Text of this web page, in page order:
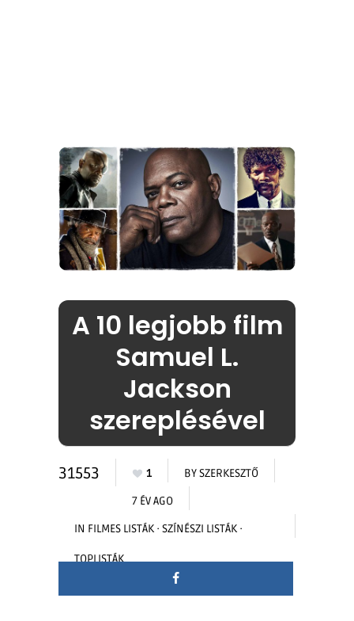
A 10 legjobb film
Samuel L.
Jackson
szereplésével
31553 1 BYSZERKESZTŐ
7 ÉV AGO
IN FILMES LISTÁK · SZÍNÉSZI LISTÁK ·
TOPLISTÁK